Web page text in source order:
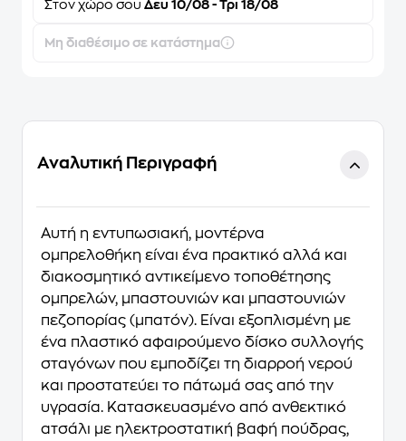
Στον χώρο σου Δευ 10/08 - Τρι 18/08
Μη διαθέσιμο σε κατάστημα
Αναλυτική Περιγραφή
Αυτή η εντυπωσιακή, μοντέρνα
ομπρελοθήκη είναι ένα πρακτικό αλλά και
διακοσμητικό αντικείμενο τοποθέτησης
ομπρελών, μπαστουνιών και μπαστουνιών
πεζοπορίας (μπατόν). Είναι εξοπλισμένη με
ένα πλαστικό αφαιρούμενο δίσκο συλλογής
σταγόνων που εμποδίζει τη διαρροή νερού
και προστατεύει το πάτωμά σας από την
υγρασία. Κατασκευασμένο από ανθεκτικό
ατσάλι με ηλεκτροστατική βαφή πούδρας,